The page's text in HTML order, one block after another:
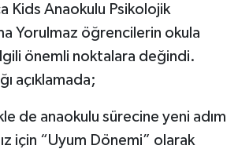
Kids Anaokulu Psikolojik
Yorulmaz öğrencilerin okula
önemli noktalara değindi.
açıklamada;
de anaokulu sürecine yeni adım
için “Uyum Dönemi” olarak